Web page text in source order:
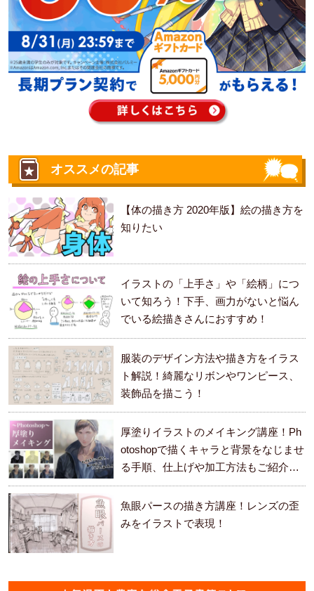
オススメの記事
【体の描き方 2020年版】絵の描き方を
知りたい
イラストの「上手さ」や「絵柄」につ
いて知ろう！下手、画力がないと悩ん
でいる絵描きさんにおすすめ！
服装のデザイン方法や描き方をイラス
ト解説！綺麗なリボンやワンピース、
装飾品を描こう！
厚塗りイラストのメイキング講座！Ph
otoshopで描くキャラと背景をなじませ
る手順、仕上げや加工方法もご紹介し
ます。
魚眼パースの描き方講座！レンズの歪
みをイラストで表現！